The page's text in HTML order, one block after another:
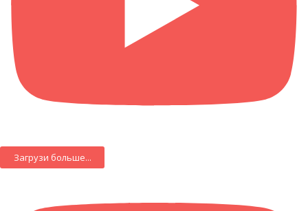
Загрузи больше...